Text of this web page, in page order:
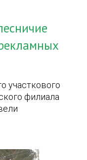
участкового
филиала